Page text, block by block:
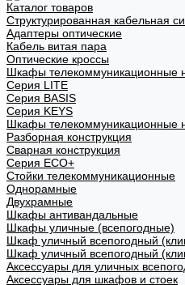
Каталог товаров
Структурированная кабельная
Адаптеры оптические
Кабель витая пара
Оптические кроссы
Шкафы телекоммуникационные
Cерия LITE
Cерия BASIS
Cерия KEYS
Шкафы телекоммуникационные
Разборная конструкция
Сварная конструкция
Серия ECO+
Стойки телекоммуникационные
Однорамные
Двухрамные
Шкафы антивандальные
Шкафы уличные (всепогодные)
Шкаф уличный всепогодный
Шкаф уличный всепогодный
Аксессуары для уличных
Аксессуары для шкафов и стоек